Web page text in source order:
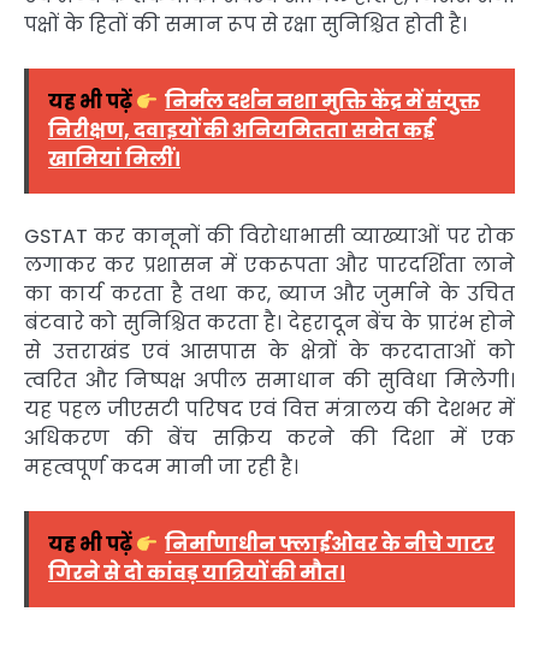
पक्षों के हितों की समान रूप से रक्षा सुनिश्चित होती है।
यह भी पढ़ें
निर्मल दर्शन नशा मुक्ति केंद्र में संयुक्त
निरीक्षण, दवाइयों की अनियमितता समेत कई
खामियां मिलीं।
GSTAT कर कानूनों की विरोधाभासी व्याख्याओं पर रोक
लगाकर कर प्रशासन में एकरूपता और पारदर्शिता लाने
का कार्य करता है तथा कर, ब्याज और जुर्माने के उचित
बंटवारे को सुनिश्चित करता है। देहरादून बेंच के प्रारंभ होने
से उत्तराखंड एवं आसपास के क्षेत्रों के करदाताओं को
त्वरित और निष्पक्ष अपील समाधान की सुविधा मिलेगी।
यह पहल जीएसटी परिषद एवं वित्त मंत्रालय की देशभर में
अधिकरण की बेंच सक्रिय करने की दिशा में एक
महत्वपूर्ण कदम मानी जा रही है।
यह भी पढ़ें
निर्माणाधीन फ्लाईओवर के नीचे गाटर
गिरने से दो कांवड़ यात्रियों की मौत।